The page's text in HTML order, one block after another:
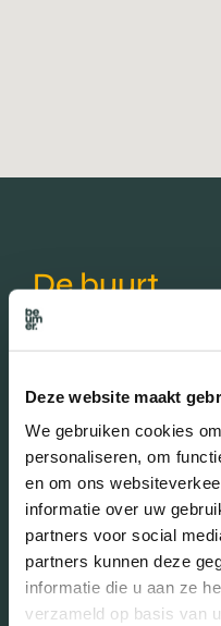
Deze website maakt
We gebruiken cookies
personaliseren, om
en om ons
informatie over uw
partners voor social
partners kunnen deze
informatie die u aan ze
verzameld op basis van
De buurt
Geslacht